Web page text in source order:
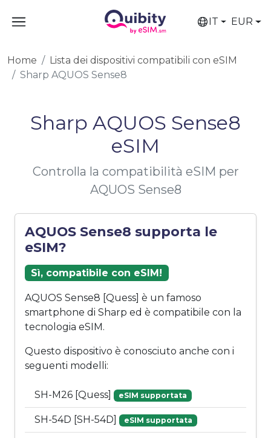
IT EUR
Home
Lista dei dispositivi compatibili con eSIM
Sharp AQUOS Sense8
Sharp AQUOS Sense8
eSIM
Controlla la compatibilità eSIM per
AQUOS Sense8
AQUOS Sense8 supporta le
eSIM?
Sì, compatibile con eSIM!
AQUOS Sense8 [Quess] è un famoso
smartphone di Sharp ed è compatibile con la
tecnologia eSIM.
Questo dispositivo è conosciuto anche con i
seguenti modelli:
SH-M26 [Quess] eSIM supportata
SH-54D [SH-54D] eSIM supportata